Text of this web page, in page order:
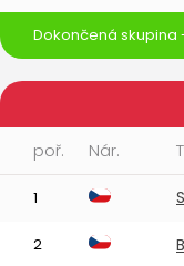
Dokončená
poř. Nár.
1
2